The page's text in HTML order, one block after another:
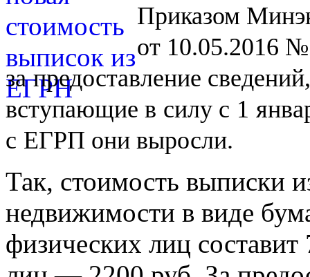
Приказом
от 10.05.2016 №
за предоставление
вступающие в силу с 1
с ЕГРП они выросли.
Так, стоимость выписки
недвижимости в виде
физических лиц